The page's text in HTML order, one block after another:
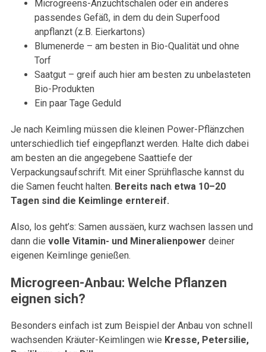
Microgreens-Anzuchtschalen oder ein anderes
passendes Gefäß, in dem du dein Superfood
anpflanzt (z.B. Eierkartons)
Blumenerde – am besten in Bio-Qualität und ohne
Torf
Saatgut – greif auch hier am besten zu unbelasteten
Bio-Produkten
Ein paar Tage Geduld
Je nach Keimling müssen die kleinen Power-Pflänzchen
unterschiedlich tief eingepflanzt werden. Halte dich dabei
am besten an die angegebene Saattiefe der
Verpackungsaufschrift. Mit einer Sprühflasche kannst du
die Samen feucht halten. Bereits nach etwa 10–20
Tagen sind die Keimlinge erntereif.
Also, los geht’s: Samen aussäen, kurz wachsen lassen und
dann die volle Vitamin- und Mineralienpower deiner
eigenen Keimlinge genießen.
Microgreen-Anbau: Welche Pflanzen
eignen sich?
Besonders einfach ist zum Beispiel der Anbau von schnell
wachsenden Kräuter-Keimlingen wie Kresse, Petersilie,